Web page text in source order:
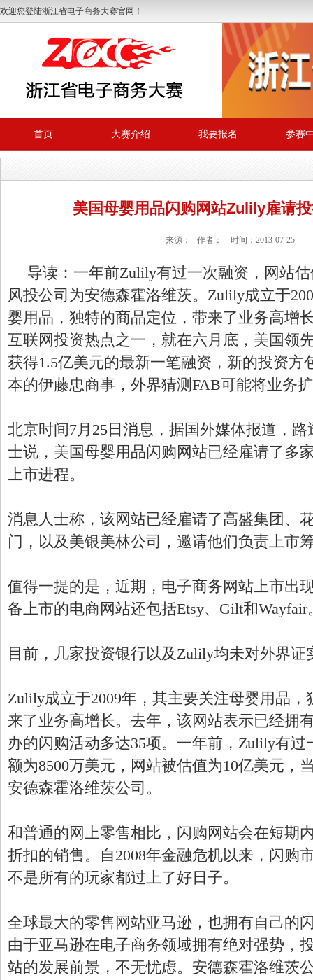
欢迎您登陆浙江省电子商务大赛官网！
首页 大赛介绍 我要报名 参赛
美国母婴用品闪购网站Zulily雇请
来源： 作者： 时间：2013-07-25
导读：一年前Zulily有过一次融资，网站估
风投公司为安德森霍洛维茨。Zulily成立于
婴用品，独特的商品定位，带来了业务高增
互联网投资热点之一，就在六月底，美国领
获得1.5亿美元的最新一笔融资，新的投资方
本的伊藤忠商事，外界猜测FAB可能将业务
北京时间7月25日消息，据国外媒体报道，
士说，美国母婴用品闪购网站已经雇请了多
上市进程。
消息人士称，该网站已经雇请了高盛集团、
门，以及美银美林公司，邀请他们负责上市
值得一提的是，近期，电子商务网站上市出
备上市的电商网站还包括Etsy、Gilt和Wayfair
目前，几家投资银行以及Zulily均未对外界证
Zulily成立于2009年，其主要关注母婴用品
来了业务高增长。去年，该网站表示已经拥
办的闪购活动多达35项。一年前，Zulily有过
额为8500万美元，网站被估值为10亿美元，
安德森霍洛维茨公司。
和普通的网上零售相比，闪购网站会在短期
折扣的销售。自2008年金融危机以来，闪购
不是所有的玩家都过上了好日子。
全球最大的零售网站亚马逊，也拥有自己的
由于亚马逊在电子商务领域拥有绝对强势，
站的发展前景，不无忧虑。安德森霍洛维茨